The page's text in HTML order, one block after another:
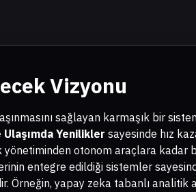
Vizyonu
sağlayan karmaşık bir
Yenilikler sayesinde hız
otonom araçlara kadar
entegre edildiği sistemler
Örneğin, yapay zeka tabanlı analitik